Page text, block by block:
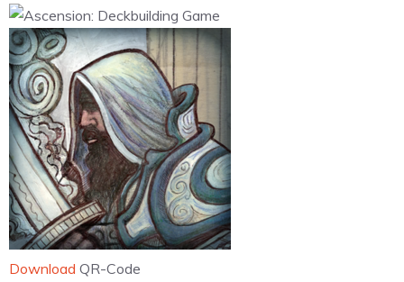
Download QR-Code